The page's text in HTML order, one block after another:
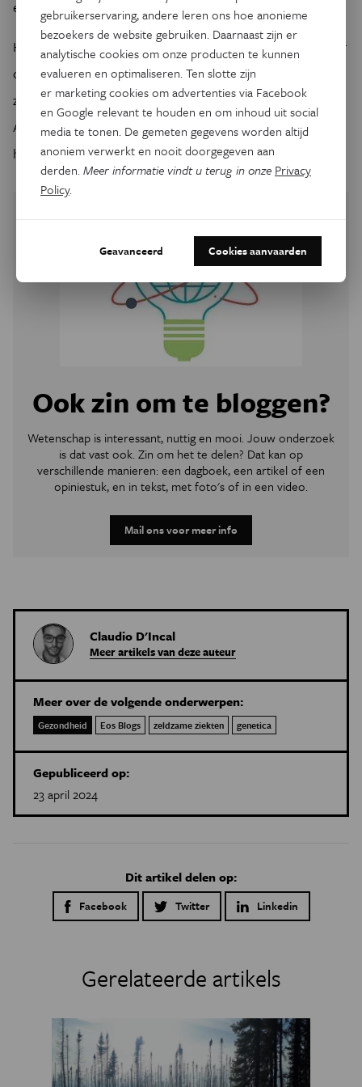
en ondersteuning te kunnen bieden.
Het verhaal van mama K. is er een van heel veel liefde, maar
ook van veel verdriet. Maar de korte lijn tussen ouders als
zij en de onderzoekers zoals dr. Nathalie Van der Aa, dr.
Anke Van Dijck en mezelf, biedt haar perspectief en geeft
haar hoop voor de toekomst.
Ook zin om te bloggen?
Wetenschap is interessant, nuttig en mooi. Jouw onderzoek
is dat vast ook. Zin om het te delen? Dat kan op
verschillende manieren: een dagboek, een artikel of een
opiniestuk, en in tekst, met foto's of in een video.
Mail ons voor meer info
Claudio D'Incal
Meer artikels van deze auteur
Meer over de volgende onderwerpen:
Gezondheid Eos Blogs zeldzame ziekten genetica
Gepubliceerd op:
23 april 2024
Dit artikel delen op:
Facebook Twitter Linkedin
Gerelateerde artikels
gebruikerservaring, andere leren ons hoe anonieme
bezoekers de website gebruiken. Daarnaast zijn er
analytische cookies om onze producten te kunnen
evalueren en optimaliseren. Ten slotte zijn
er marketing cookies om advertenties via Facebook
en Google relevant te houden en om inhoud uit social
media te tonen. De gemeten gegevens worden altijd
anoniem verwerkt en nooit doorgegeven aan
derden.Meer informatie vindt u terug in onze Privacy
Policy.
Geavanceerd Cookies aanvaarden